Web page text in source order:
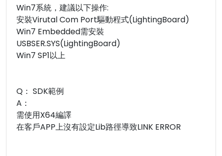
Win7系統，建議以下操作:
安裝Virutal Com Port驅動程式(LightingBoard)
Win7 Embedded需安裝
USBSER.SYS(LightingBoard)
Win7 SP1以上
Q： SDK範例
A：
需使用X64編譯
在客戶APP上沒有設定Lib路徑導致LINK ERROR